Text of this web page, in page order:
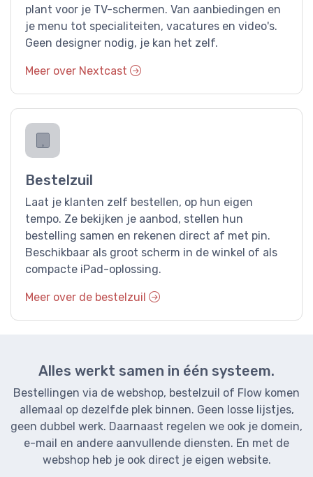
plant voor je TV-schermen. Van aanbiedingen en
je menu tot specialiteiten, vacatures en video's.
Geen designer nodig, je kan het zelf.
Meer over Nextcast
Bestelzuil
Laat je klanten zelf bestellen, op hun eigen
tempo. Ze bekijken je aanbod, stellen hun
bestelling samen en rekenen direct af met pin.
Beschikbaar als groot scherm in de winkel of als
compacte iPad-oplossing.
Meer over de bestelzuil
Alles werkt samen in één systeem.
Bestellingen via de webshop, bestelzuil of Flow komen
allemaal op dezelfde plek binnen. Geen losse lijstjes,
geen dubbel werk. Daarnaast regelen we ook je domein,
e-mail en andere aanvullende diensten. En met de
webshop heb je ook direct je eigen website.